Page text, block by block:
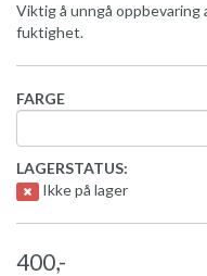
Viktig å unngå oppbevaring
fuktighet.
FARGE
LAGERSTATUS:
Ikke på lager
400,-